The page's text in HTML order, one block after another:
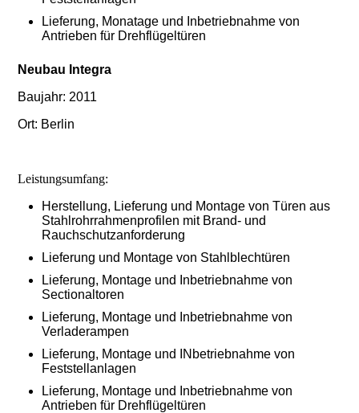
Lieferung, Monatage und Inbetriebnahme von
Antrieben für Drehflügeltüren
Neubau Integra
Baujahr: 2011
Ort: Berlin
Leistungsumfang:
Herstellung, Lieferung und Montage von Türen aus
Stahlrohrrahmenprofilen mit Brand- und
Rauchschutzanforderung
Lieferung und Montage von Stahlblechtüren
Lieferung, Montage und Inbetriebnahme von
Sectionaltoren
Lieferung, Montage und Inbetriebnahme von
Verladerampen
Lieferung, Montage und INbetriebnahme von
Feststellanlagen
Lieferung, Montage und Inbetriebnahme von
Antrieben für Drehflügeltüren